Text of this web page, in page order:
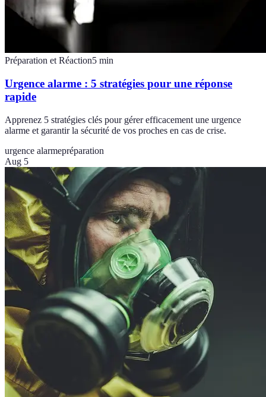
Préparation et Réaction5 min
Urgence alarme : 5 stratégies pour une réponse
rapide
Apprenez 5 stratégies clés pour gérer efficacement une urgence
alarme et garantir la sécurité de vos proches en cas de crise.
urgence alarmepréparation
Aug 5